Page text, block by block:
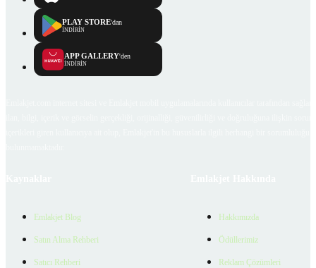
PLAY STORE'dan
İNDİRİN
APP GALLERY'den
İNDİRİN
Emlakjet Blog
Satın Alma Rehberi
Satıcı Rehberi
Hakkımızda
Ödüllerimiz
Reklam Çözümleri